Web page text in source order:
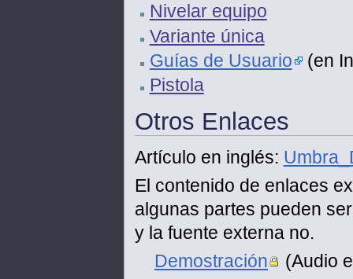
Nivelar equipo
Variante única
Guías de Usuario (en
Pistola
Otros Enlaces
Artículo en inglés:
El contenido de enlaces
algunas partes pueden
y la fuente externa no.
Demostración
(Audio